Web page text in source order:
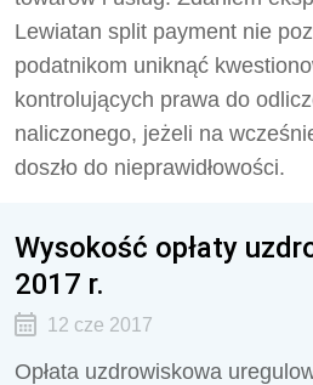
Lewiatan split payment nie
podatnikom uniknąć
kontrolujących prawa do
naliczonego, jeżeli na
doszło do nieprawidłowości.
Wysokość opłaty
2017 r.
12 cze 2017
Opłata uzdrowiskowa